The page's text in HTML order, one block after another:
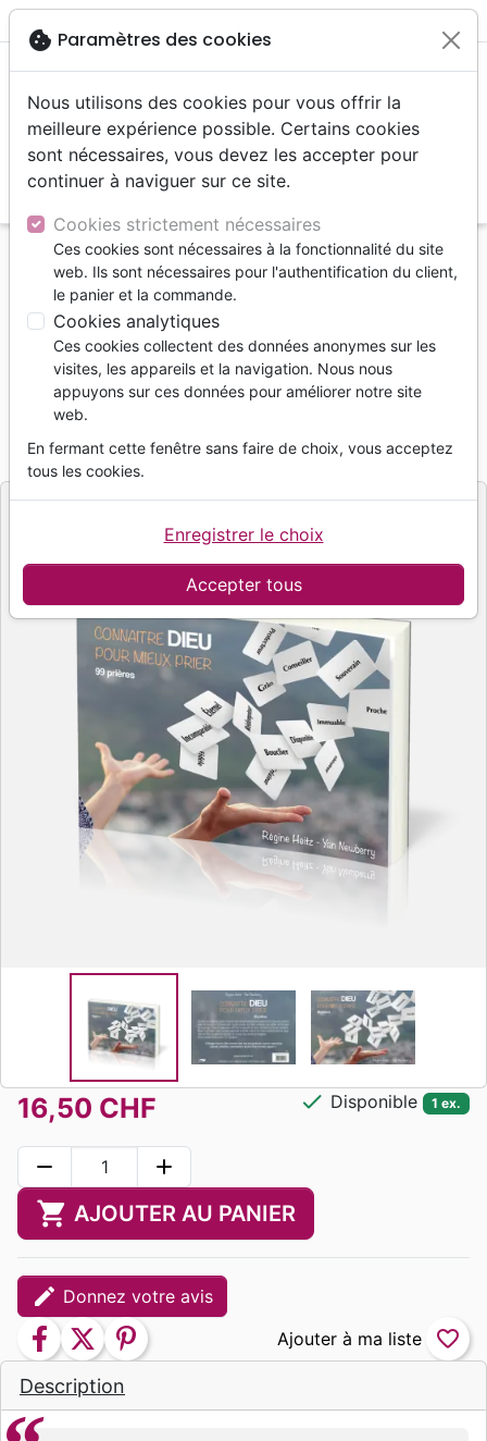
menu
Accueil Jeunesse
Prières, méditations jeunesse
Connaitre Dieu pour mieux prier - 99 prières
Connaitre Dieu pour mieux prier
99 prières
R. Heitz - Y. Newberry
Référence BIB2113
9782912821133
EditeurBiblos
Description
16,50 CHF check Disponible 1 ex.
remove add
shopping_cart AJOUTER AU PANIER
edit Donnez votre avis
facebook twitter pinterest favorite_border
cookie Paramètres des cookies
Nous utilisons des cookies pour vous offrir la
meilleure expérience possible. Certains cookies
sont nécessaires, vous devez les accepter pour
continuer à naviguer sur ce site.
Cookies strictement nécessaires
Ces cookies sont nécessaires à la fonctionnalité du site
web. Ils sont nécessaires pour l'authentification du client,
le panier et la commande.
Cookies analytiques
Ces cookies collectent des données anonymes sur les
visites, les appareils et la navigation. Nous nous
appuyons sur ces données pour améliorer notre site
web.
En fermant cette fenêtre sans faire de choix, vous acceptez
tous les cookies.
Accepter tous
Enregistrer le choix